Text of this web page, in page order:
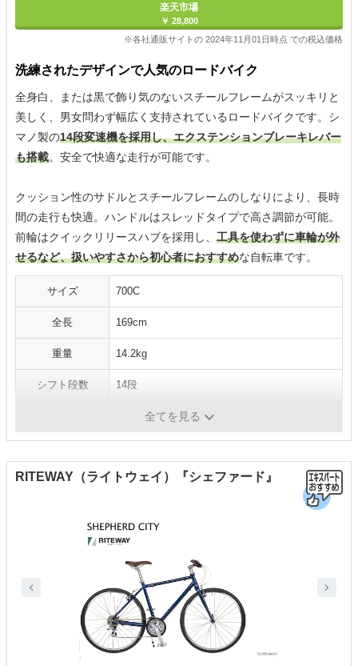
楽天市場
￥ 28,800
※各社通販サイトの 2024年11月01日時点 での税込価格
洗練されたデザインで人気のロードバイク
全身白、または黒で飾り気のないスチールフレームがスッキリと
美しく、男女問わず幅広く支持されているロードバイクです。シ
マノ製の14段変速機を採用し、エクステンションブレーキレバー
も搭載。安全で快適な走行が可能です。
クッション性のサドルとスチールフレームのしなりにより、長時
間の走行も快適。ハンドルはスレッドタイプで高さ調節が可能。
前輪はクイックリリースハブを採用し、 工具を使わずに車輪が外
せるなど、扱いやすさから初心者におすすめな自転車です。
サイズ 700C
全長 169cm
重量 14.2kg
シフト段数 14段
ブラック、ホワイト
全てを見る
RITEWAY（ライトウェイ）『シェファード』